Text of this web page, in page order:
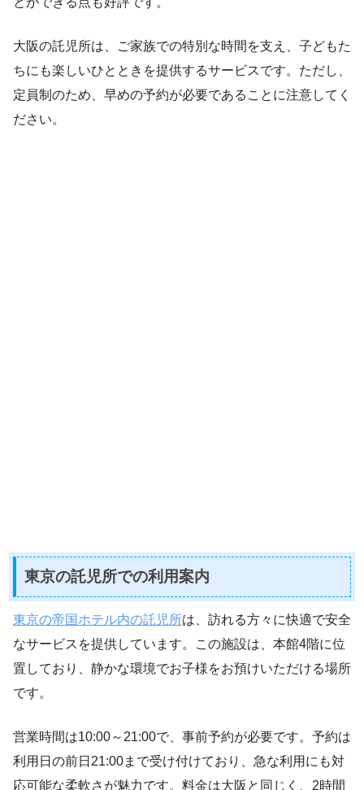
大阪の託児所は、ご家族での特別な時間を支え、子どもた
ちにも楽しいひとときを提供するサービスです。ただし、
定員制のため、早めの予約が必要であることに注意してく
ださい。
東京の託児所での利用案内
東京の帝国ホテル内の託児所は、訪れる方々に快適で安全
なサービスを提供しています。この施設は、本館4階に位
置しており、静かな環境でお子様をお預けいただける場所
です。
営業時間は10:00～21:00で、事前予約が必要です。予約は
利用日の前日21:00まで受け付けており、急な利用にも対
応可能な柔軟さが魅力です。料金は大阪と同じく、2時間